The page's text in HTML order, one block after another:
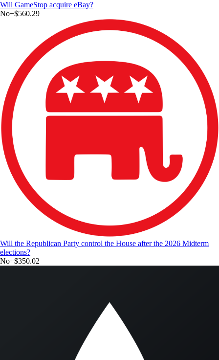
Will GameStop acquire eBay?
No+$560.29
Will the Republican Party control the House after the 2026 Midterm
elections?
No+$350.02